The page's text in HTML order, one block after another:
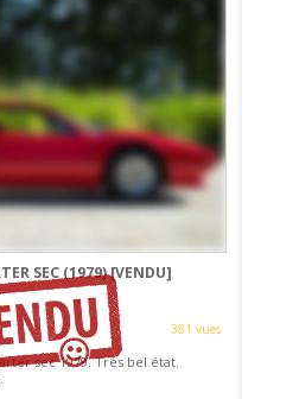
SEC (1979)[VENDU]
381 vues
sec 1979. Très bel état.